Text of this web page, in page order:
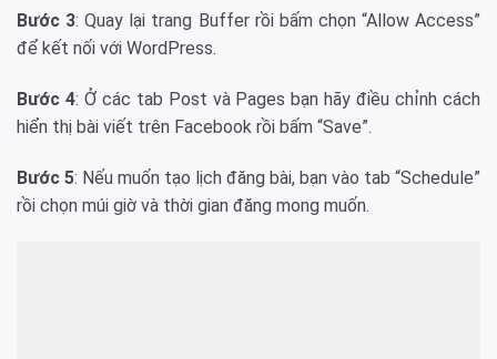
Bước 3: Quay lại trang Buffer rồi bấm chọn “Allow Access”
để kết nối với WordPress.
Bước 4: Ở các tab Post và Pages bạn hãy điều chỉnh cách
hiển thị bài viết trên Facebook rồi bấm “Save”.
Bước 5: Nếu muốn tạo lịch đăng bài, bạn vào tab “Schedule”
rồi chọn múi giờ và thời gian đăng mong muốn.